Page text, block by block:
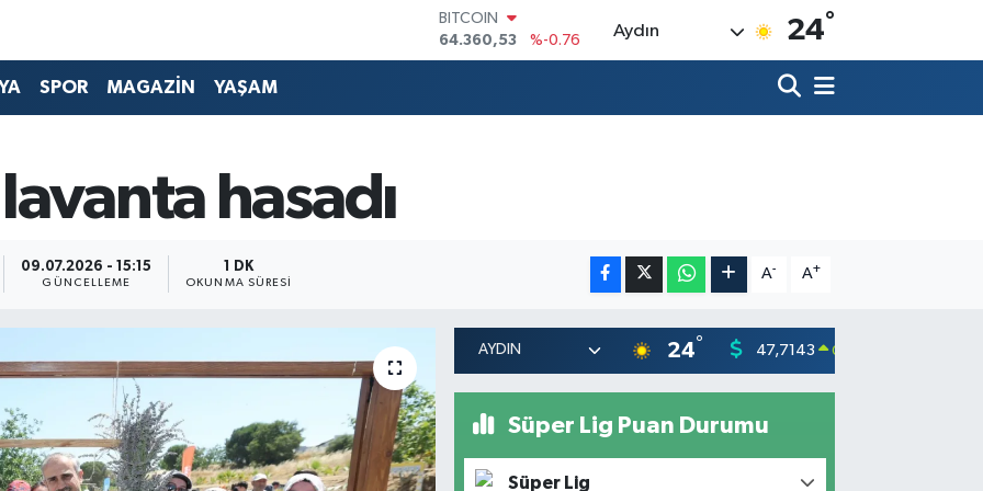
DOLAR
47,7143
%0.16
EURO
Aydın 24°
SPOR MAGAZİN YAŞAM
hasadı
09.07.2026 - 15:15
GÜNCELLEME
1 DK
OKUNMA SÜRESI
A- A+
24° 47,7143 0.16
Süper Lig Puan Durumu
Süper Lig